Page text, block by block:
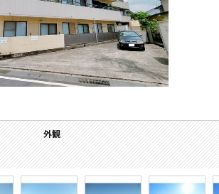
外観
周辺施設：大学
周辺施設：ホームセンター
周辺施設：ドラックストア
周辺施設：コンビニ
周辺施設：スーパー
周辺施設：郵便局